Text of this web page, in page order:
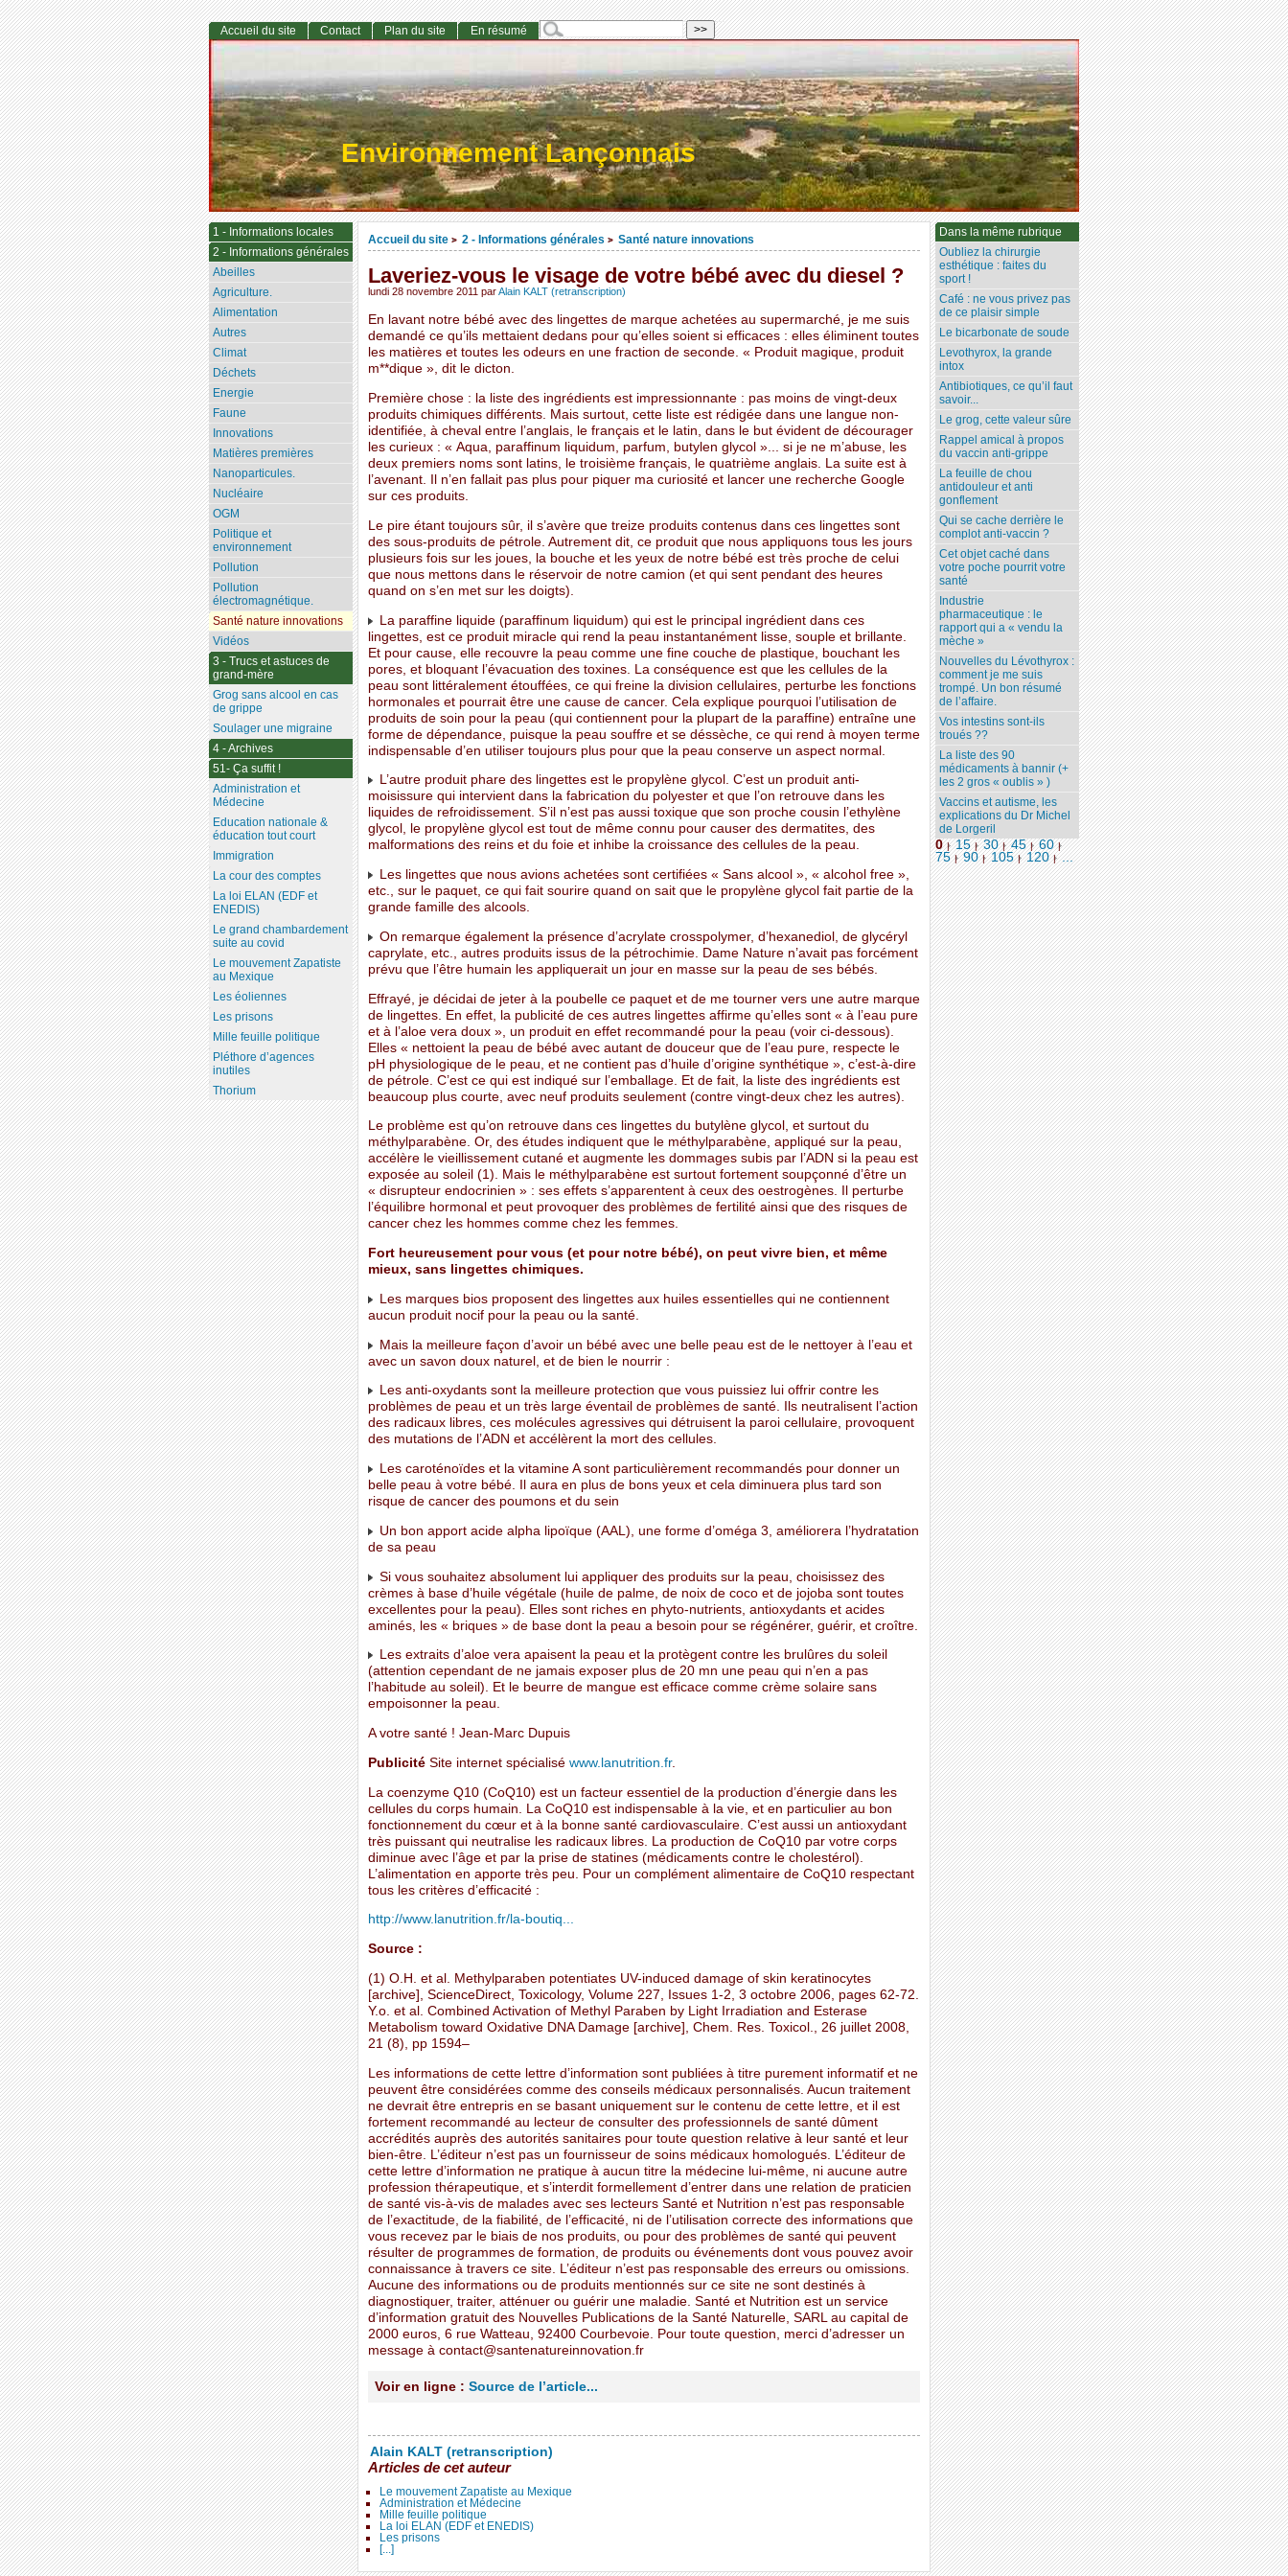
Environnement Lançonnais
Accueil du site > 2 - Informations générales > Santé nature innovations
Laveriez-vous le visage de votre bébé avec du diesel ?
lundi 28 novembre 2011 parAlain KALT (retranscription)
En lavant notre bébé avec des lingettes de marque achetées au supermarché, je me suis
demandé ce qu’ils mettaient dedans pour qu’elles soient si efficaces : elles éliminent toutes
les matières et toutes les odeurs en une fraction de seconde. « Produit magique, produit
m**dique », dit le dicton.
Première chose : la liste des ingrédients est impressionnante : pas moins de vingt-deux
produits chimiques différents. Mais surtout, cette liste est rédigée dans une langue non-
identifiée, à cheval entre l’anglais, le français et le latin, dans le but évident de décourager
les curieux : « Aqua, paraffinum liquidum, parfum, butylen glycol »... si je ne m’abuse, les
deux premiers noms sont latins, le troisième français, le quatrième anglais. La suite est à
l’avenant. Il n’en fallait pas plus pour piquer ma curiosité et lancer une recherche Google
sur ces produits.
Le pire étant toujours sûr, il s’avère que treize produits contenus dans ces lingettes sont
des sous-produits de pétrole. Autrement dit, ce produit que nous appliquons tous les jours
plusieurs fois sur les joues, la bouche et les yeux de notre bébé est très proche de celui
que nous mettons dans le réservoir de notre camion (et qui sent pendant des heures
quand on s’en met sur les doigts).
La paraffine liquide (paraffinum liquidum) qui est le principal ingrédient dans ces
lingettes, est ce produit miracle qui rend la peau instantanément lisse, souple et brillante.
Et pour cause, elle recouvre la peau comme une fine couche de plastique, bouchant les
pores, et bloquant l’évacuation des toxines. La conséquence est que les cellules de la
peau sont littéralement étouffées, ce qui freine la division cellulaires, perturbe les fonctions
hormonales et pourrait être une cause de cancer. Cela explique pourquoi l’utilisation de
produits de soin pour la peau (qui contiennent pour la plupart de la paraffine) entraîne une
forme de dépendance, puisque la peau souffre et se déssèche, ce qui rend à moyen terme
indispensable d’en utiliser toujours plus pour que la peau conserve un aspect normal.
L’autre produit phare des lingettes est le propylène glycol. C’est un produit anti-
moisissure qui intervient dans la fabrication du polyester et que l’on retrouve dans les
liquides de refroidissement. S’il n’est pas aussi toxique que son proche cousin l’ethylène
glycol, le propylène glycol est tout de même connu pour causer des dermatites, des
malformations des reins et du foie et inhibe la croissance des cellules de la peau.
Les lingettes que nous avions achetées sont certifiées « Sans alcool », « alcohol free »,
etc., sur le paquet, ce qui fait sourire quand on sait que le propylène glycol fait partie de la
grande famille des alcools.
On remarque également la présence d’acrylate crosspolymer, d’hexanediol, de glycéryl
caprylate, etc., autres produits issus de la pétrochimie. Dame Nature n’avait pas forcément
prévu que l’être humain les appliquerait un jour en masse sur la peau de ses bébés.
Effrayé, je décidai de jeter à la poubelle ce paquet et de me tourner vers une autre marque
de lingettes. En effet, la publicité de ces autres lingettes affirme qu’elles sont « à l’eau pure
et à l’aloe vera doux », un produit en effet recommandé pour la peau (voir ci-dessous).
Elles « nettoient la peau de bébé avec autant de douceur que de l’eau pure, respecte le
pH physiologique de le peau, et ne contient pas d’huile d’origine synthétique », c’est-à-dire
de pétrole. C’est ce qui est indiqué sur l’emballage. Et de fait, la liste des ingrédients est
beaucoup plus courte, avec neuf produits seulement (contre vingt-deux chez les autres).
Le problème est qu’on retrouve dans ces lingettes du butylène glycol, et surtout du
méthylparabène. Or, des études indiquent que le méthylparabène, appliqué sur la peau,
accélère le vieillissement cutané et augmente les dommages subis par l’ADN si la peau est
exposée au soleil (1). Mais le méthylparabène est surtout fortement soupçonné d’être un
« disrupteur endocrinien » : ses effets s’apparentent à ceux des oestrogènes. Il perturbe
l’équilibre hormonal et peut provoquer des problèmes de fertilité ainsi que des risques de
cancer chez les hommes comme chez les femmes.
Fort heureusement pour vous (et pour notre bébé), on peut vivre bien, et même
mieux, sans lingettes chimiques.
Les marques bios proposent des lingettes aux huiles essentielles qui ne contiennent
aucun produit nocif pour la peau ou la santé.
Mais la meilleure façon d’avoir un bébé avec une belle peau est de le nettoyer à l’eau et
avec un savon doux naturel, et de bien le nourrir :
Les anti-oxydants sont la meilleure protection que vous puissiez lui offrir contre les
problèmes de peau et un très large éventail de problèmes de santé. Ils neutralisent l’action
des radicaux libres, ces molécules agressives qui détruisent la paroi cellulaire, provoquent
des mutations de l’ADN et accélèrent la mort des cellules.
Les caroténoïdes et la vitamine A sont particulièrement recommandés pour donner un
belle peau à votre bébé. Il aura en plus de bons yeux et cela diminuera plus tard son
risque de cancer des poumons et du sein
Un bon apport acide alpha lipoïque (AAL), une forme d’oméga 3, améliorera l’hydratation
de sa peau
Si vous souhaitez absolument lui appliquer des produits sur la peau, choisissez des
crèmes à base d’huile végétale (huile de palme, de noix de coco et de jojoba sont toutes
excellentes pour la peau). Elles sont riches en phyto-nutrients, antioxydants et acides
aminés, les « briques » de base dont la peau a besoin pour se régénérer, guérir, et croître.
Les extraits d’aloe vera apaisent la peau et la protègent contre les brulûres du soleil
(attention cependant de ne jamais exposer plus de 20 mn une peau qui n’en a pas
l’habitude au soleil). Et le beurre de mangue est efficace comme crème solaire sans
empoisonner la peau.
A votre santé ! Jean-Marc Dupuis
Publicité Site internet spécialisé www.lanutrition.fr.
La coenzyme Q10 (CoQ10) est un facteur essentiel de la production d’énergie dans les
cellules du corps humain. La CoQ10 est indispensable à la vie, et en particulier au bon
fonctionnement du cœur et à la bonne santé cardiovasculaire. C’est aussi un antioxydant
très puissant qui neutralise les radicaux libres. La production de CoQ10 par votre corps
diminue avec l’âge et par la prise de statines (médicaments contre le cholestérol).
L’alimentation en apporte très peu. Pour un complément alimentaire de CoQ10 respectant
tous les critères d’efficacité :
http://www.lanutrition.fr/la-boutiq...
Source :
(1) O.H. et al. Methylparaben potentiates UV-induced damage of skin keratinocytes
[archive], ScienceDirect, Toxicology, Volume 227, Issues 1-2, 3 octobre 2006, pages 62-72.
Y.o. et al. Combined Activation of Methyl Paraben by Light Irradiation and Esterase
Metabolism toward Oxidative DNA Damage [archive], Chem. Res. Toxicol., 26 juillet 2008,
21 (8), pp 1594–
Les informations de cette lettre d’information sont publiées à titre purement informatif et ne
peuvent être considérées comme des conseils médicaux personnalisés. Aucun traitement
ne devrait être entrepris en se basant uniquement sur le contenu de cette lettre, et il est
fortement recommandé au lecteur de consulter des professionnels de santé dûment
accrédités auprès des autorités sanitaires pour toute question relative à leur santé et leur
bien-être. L’éditeur n’est pas un fournisseur de soins médicaux homologués. L’éditeur de
cette lettre d’information ne pratique à aucun titre la médecine lui-même, ni aucune autre
profession thérapeutique, et s’interdit formellement d’entrer dans une relation de praticien
de santé vis-à-vis de malades avec ses lecteurs Santé et Nutrition n’est pas responsable
de l’exactitude, de la fiabilité, de l’efficacité, ni de l’utilisation correcte des informations que
vous recevez par le biais de nos produits, ou pour des problèmes de santé qui peuvent
résulter de programmes de formation, de produits ou événements dont vous pouvez avoir
connaissance à travers ce site. L’éditeur n’est pas responsable des erreurs ou omissions.
Aucune des informations ou de produits mentionnés sur ce site ne sont destinés à
diagnostiquer, traiter, atténuer ou guérir une maladie. Santé et Nutrition est un service
d’information gratuit des Nouvelles Publications de la Santé Naturelle, SARL au capital de
2000 euros, 6 rue Watteau, 92400 Courbevoie. Pour toute question, merci d’adresser un
message à contact@santenatureinnovation.fr
Voir en ligne : Source de l’article...
Alain KALT (retranscription)
Articles de cet auteur
Le mouvement Zapatiste au Mexique
Administration et Médecine
Mille feuille politique
La loi ELAN (EDF et ENEDIS)
Les prisons
[...]
Dans la même rubrique
Oubliez la chirurgie
esthétique : faites du
sport !
Café : ne vous privez pas
de ce plaisir simple
Le bicarbonate de soude
Levothyrox, la grande
intox
Antibiotiques, ce qu’il faut
savoir...
Le grog, cette valeur sûre
Rappel amical à propos
du vaccin anti-grippe
La feuille de chou
antidouleur et anti
gonflement
Qui se cache derrière le
complot anti-vaccin ?
Cet objet caché dans
votre poche pourrit votre
santé
Industrie
pharmaceutique : le
rapport qui a « vendu la
mèche »
Nouvelles du Lévothyrox :
comment je me suis
trompé. Un bon résumé
de l’affaire.
Vos intestins sont-ils
troués ??
La liste des 90
médicaments à bannir (+
les 2 gros « oublis » )
Vaccins et autisme, les
explications du Dr Michel
de Lorgeril
0 | 15 | 30 | 45 | 60 |
75 | 90 | 105 | 120 | ...
Accueil du site Contact Plan du site En résumé
1 - Informations locales
2 - Informations générales
Abeilles
Agriculture.
Alimentation
Autres
Climat
Déchets
Energie
Faune
Innovations
Matières premières
Nanoparticules.
Nucléaire
OGM
Politique et
environnement
Pollution
Pollution
électromagnétique.
Santé nature innovations
Vidéos
3 - Trucs et astuces de
grand-mère
Grog sans alcool en cas
de grippe
Soulager une migraine
4 - Archives
51- Ça suffit !
Administration et
Médecine
Education nationale &
éducation tout court
Immigration
La cour des comptes
La loi ELAN (EDF et
ENEDIS)
Le grand chambardement
suite au covid
Le mouvement Zapatiste
au Mexique
Les éoliennes
Les prisons
Mille feuille politique
Pléthore d’agences
inutiles
Thorium